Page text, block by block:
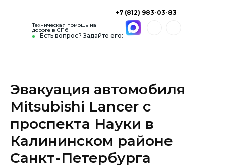
Есть вопрос? Задайте его:
+7 (812) 983-03-83
Техническая помощь на
дороге в СПб
Эвакуация автомобиля
Mitsubishi Lancer с
проспекта Науки в
Калининском районе
Санкт-Петербурга